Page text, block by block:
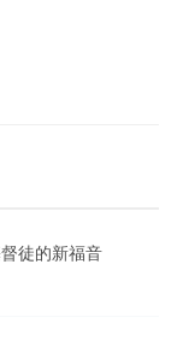
徒的新福音